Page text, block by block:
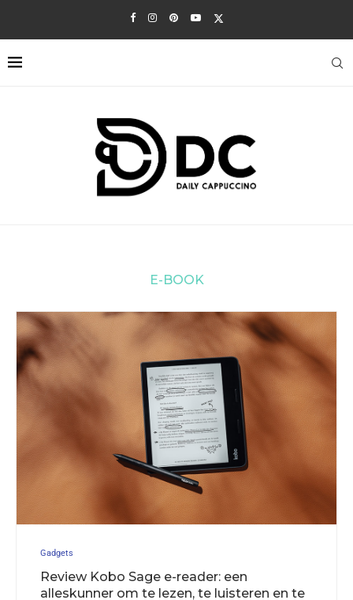
E-BOOK
Gadgets
Review Kobo Sage e-reader: een
alleskunner om te lezen, te luisteren en te